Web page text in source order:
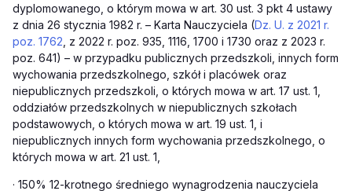
dyplomowanego, o którym mowa w art. 30 ust. 3 pkt 4 ustawy
z dnia 26 stycznia 1982 r. – Karta Nauczyciela (Dz. U. z 2021 r.
poz. 1762 , z 2022 r. poz. 935, 1116, 1700 i 1730 oraz z 2023 r.
poz. 641) – w przypadku publicznych przedszkoli, innych form
wychowania przedszkolnego, szkół i placówek oraz
niepublicznych przedszkoli, o których mowa w art. 17 ust. 1,
oddziałów przedszkolnych w niepublicznych szkołach
podstawowych, o których mowa w art. 19 ust. 1, i
niepublicznych innych form wychowania przedszkolnego, o
których mowa w art. 21 ust. 1,
· 150% 12-krotnego średniego wynagrodzenia nauczyciela